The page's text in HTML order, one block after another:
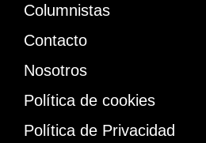
Columnistas
Contacto
Nosotros
Política de cookies
Política de Privacidad